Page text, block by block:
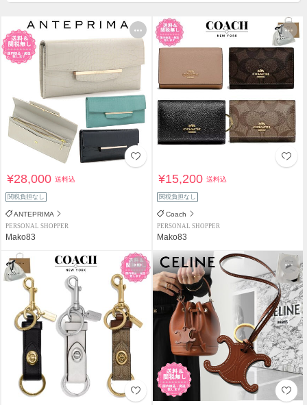
¥28,000送料込
関税負担なし
ANTEPRIMA
PERSONAL SHOPPER
Mako83
¥15,200送料込
関税負担なし
Coach
PERSONAL SHOPPER
Mako83